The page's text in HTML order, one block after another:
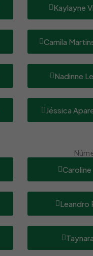
Kaylayne
Camila
Nadinne
Jéssica
Leandro